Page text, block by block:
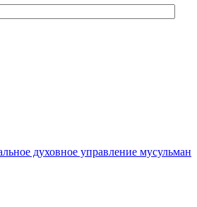
духовное управление мусульман